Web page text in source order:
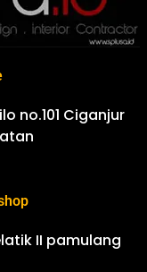
no.101 Ciganjur
II pamulang